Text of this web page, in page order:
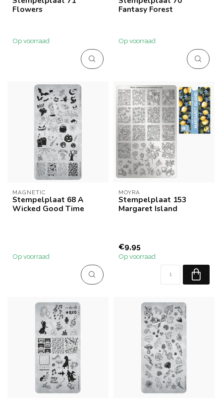
Flowers
Op voorraad
Fantasy Forest
Op voorraad
MAGNETIC
Stempelplaat 68 A
Wicked Good Time
Op voorraad
MOYRA
Stempelplaat 153
Margaret Island
€9,95
Op voorraad